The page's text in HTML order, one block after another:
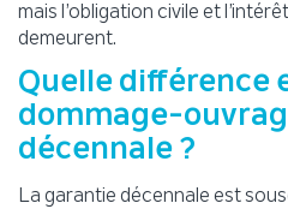
mais l’obligation civile et
demeurent.
Quelle différence
dommage-
décennale ?
La garantie décennale est